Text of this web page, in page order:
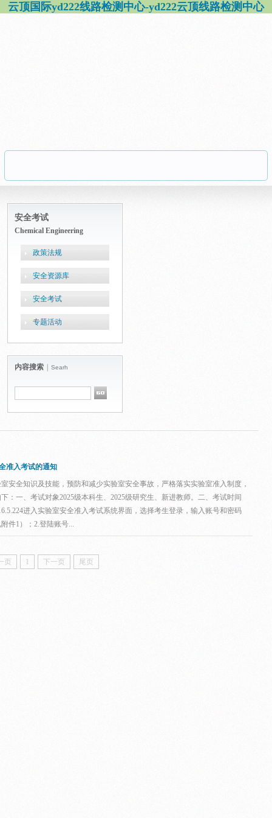
云顶国际yd222线路检测中心-yd222云顶线路检测中心
安全考试
Chemical Engineering
政策法规
安全资源库
安全考试
专题活动
内容搜索 Searh
准入考试的通知
安全知识及技能，预防和减少实验室安全事故，严格落实实验室准入制度，
：一、考试对象2025级本科生、2025级研究生、新进教师。二、考试时间
进入实验室安全准入考试系统界面，选择考生登录，输入账号和密码
件1）；2.登陆账号...
页 1 下一页 尾页